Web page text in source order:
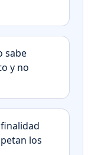
sabe
y no
los